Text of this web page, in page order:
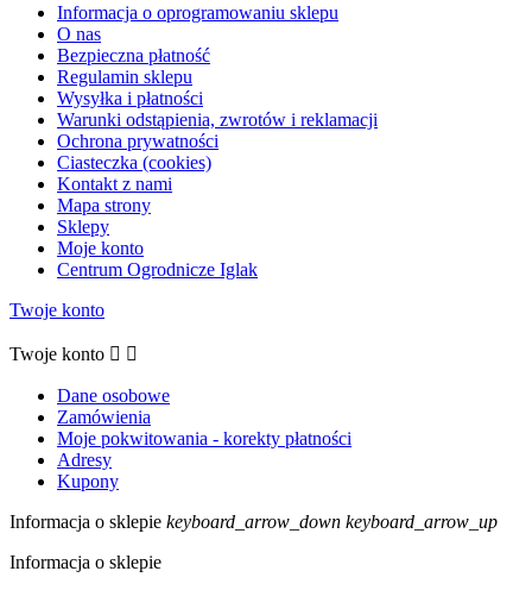
Informacja o oprogramowaniu sklepu
O nas
Bezpieczna płatność
Regulamin sklepu
Wysyłka i płatności
Warunki odstąpienia, zwrotów i reklamacji
Ochrona prywatności
Ciasteczka (cookies)
Kontakt z nami
Mapa strony
Sklepy
Moje konto
Centrum Ogrodnicze Iglak
Twoje konto
Twoje konto  
Dane osobowe
Zamówienia
Moje pokwitowania - korekty płatności
Adresy
Kupony
Informacja o sklepie keyboard_arrow_down keyboard_arrow_up
Informacja o sklepie